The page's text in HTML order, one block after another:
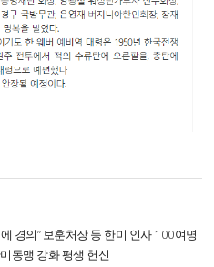
경의” 보훈처장 등 한미 인사 100여명
동맹 강화 평생 헌신